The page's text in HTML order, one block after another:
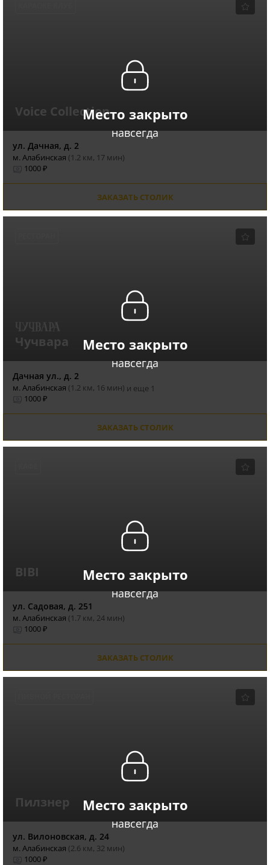
Место закрыто
навсегда
Voice Collection
ул. Дачная, д. 2
м. Алабинская (1.2 км, 17 мин)
1000 ₽
ЗАКАЗАТЬ СТОЛИК
Место закрыто
навсегда
Чучвара
Дачная ул., д. 2
м. Алабинская (1.2 км, 16 мин) и еще 1
1000 ₽
ЗАКАЗАТЬ СТОЛИК
Место закрыто
навсегда
BIBI
ул. Садовая, д. 251
м. Алабинская (1.7 км, 24 мин)
1000 ₽
ЗАКАЗАТЬ СТОЛИК
Место закрыто
навсегда
Пилзнер
ул. Вилоновская, д. 24
м. Алабинская (2.6 км, 32 мин)
1000 ₽